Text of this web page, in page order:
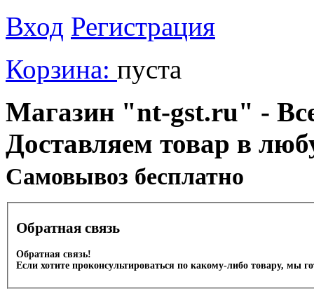
Вход Регистрация
Корзина: пуста
Магазин "nt-gst.ru" -
Доставляем товар в
Cамовывоз бесплатно
Обратная связь
Обратная связь!
Если хотите проконсультироваться по какому-либо товару, мы